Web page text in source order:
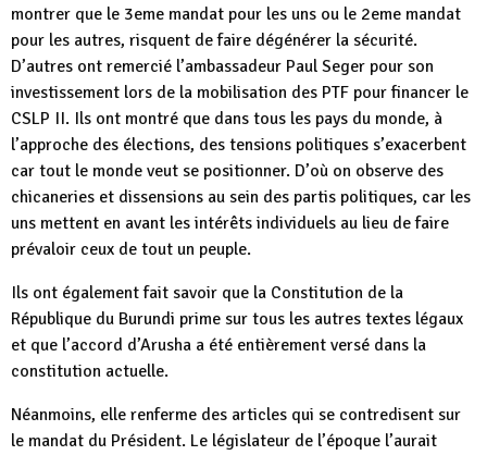
montrer que le 3eme mandat pour les uns ou le 2eme mandat
pour les autres, risquent de faire dégénérer la sécurité.
D’autres ont remercié l’ambassadeur Paul Seger pour son
investissement lors de la mobilisation des PTF pour financer le
CSLP II. Ils ont montré que dans tous les pays du monde, à
l’approche des élections, des tensions politiques s’exacerbent
car tout le monde veut se positionner. D’où on observe des
chicaneries et dissensions au sein des partis politiques, car les
uns mettent en avant les intérêts individuels au lieu de faire
prévaloir ceux de tout un peuple.
Ils ont également fait savoir que la Constitution de la
République du Burundi prime sur tous les autres textes légaux
et que l’accord d’Arusha a été entièrement versé dans la
constitution actuelle.
Néanmoins, elle renferme des articles qui se contredisent sur
le mandat du Président. Le législateur de l’époque l’aurait